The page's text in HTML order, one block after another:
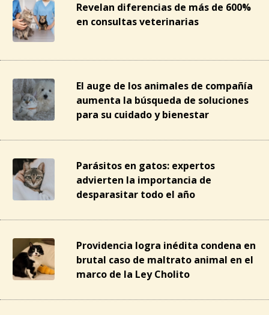
Revelan diferencias de más de 600%
en consultas veterinarias
El auge de los animales de compañía
aumenta la búsqueda de soluciones
para su cuidado y bienestar
Parásitos en gatos: expertos
advierten la importancia de
desparasitar todo el año
Providencia logra inédita condena en
brutal caso de maltrato animal en el
marco de la Ley Cholito